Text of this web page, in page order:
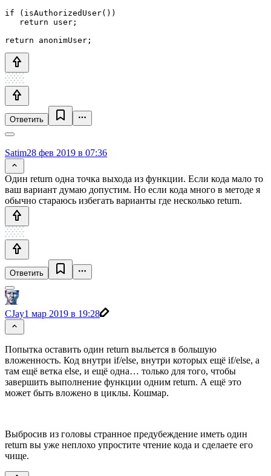
if (isAuthorizedUser())
   return user;
return anonimUser;
Ответить
Satim28 фев 2019 в 07:36
Один return одна точка выхода из функции. Если кода мало то
ваш вариант думаю допустим. Но если кода много в методе я
обычно стараюсь избегать варианты где несколько return.
Ответить
CJay1 мар 2019 в 19:28
Попытка оставить один return выльется в большую
вложенность. Код внутри if/else, внутри которых ещё if/else, а
там ещё ветка else, и ещё одна… только для того, чтобы
завершить выполнение функции одним return. А ещё это
может быть вложено в циклы. Кошмар.
Выбросив из головы странное предубеждение иметь один
return вы уже неплохо упростите чтение кода и сделаете его
чище.